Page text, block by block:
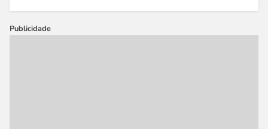
Publicidade